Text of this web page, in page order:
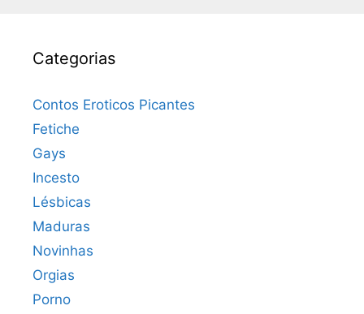
Categorias
Contos Eroticos Picantes
Fetiche
Gays
Incesto
Lésbicas
Maduras
Novinhas
Orgias
Porno